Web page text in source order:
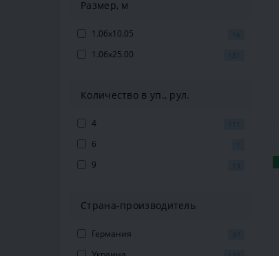
Размер, м
1.06x10.05
1.06x25.00
Количество в уп., рул.
4
6
9
Страна-производитель
Германия 37